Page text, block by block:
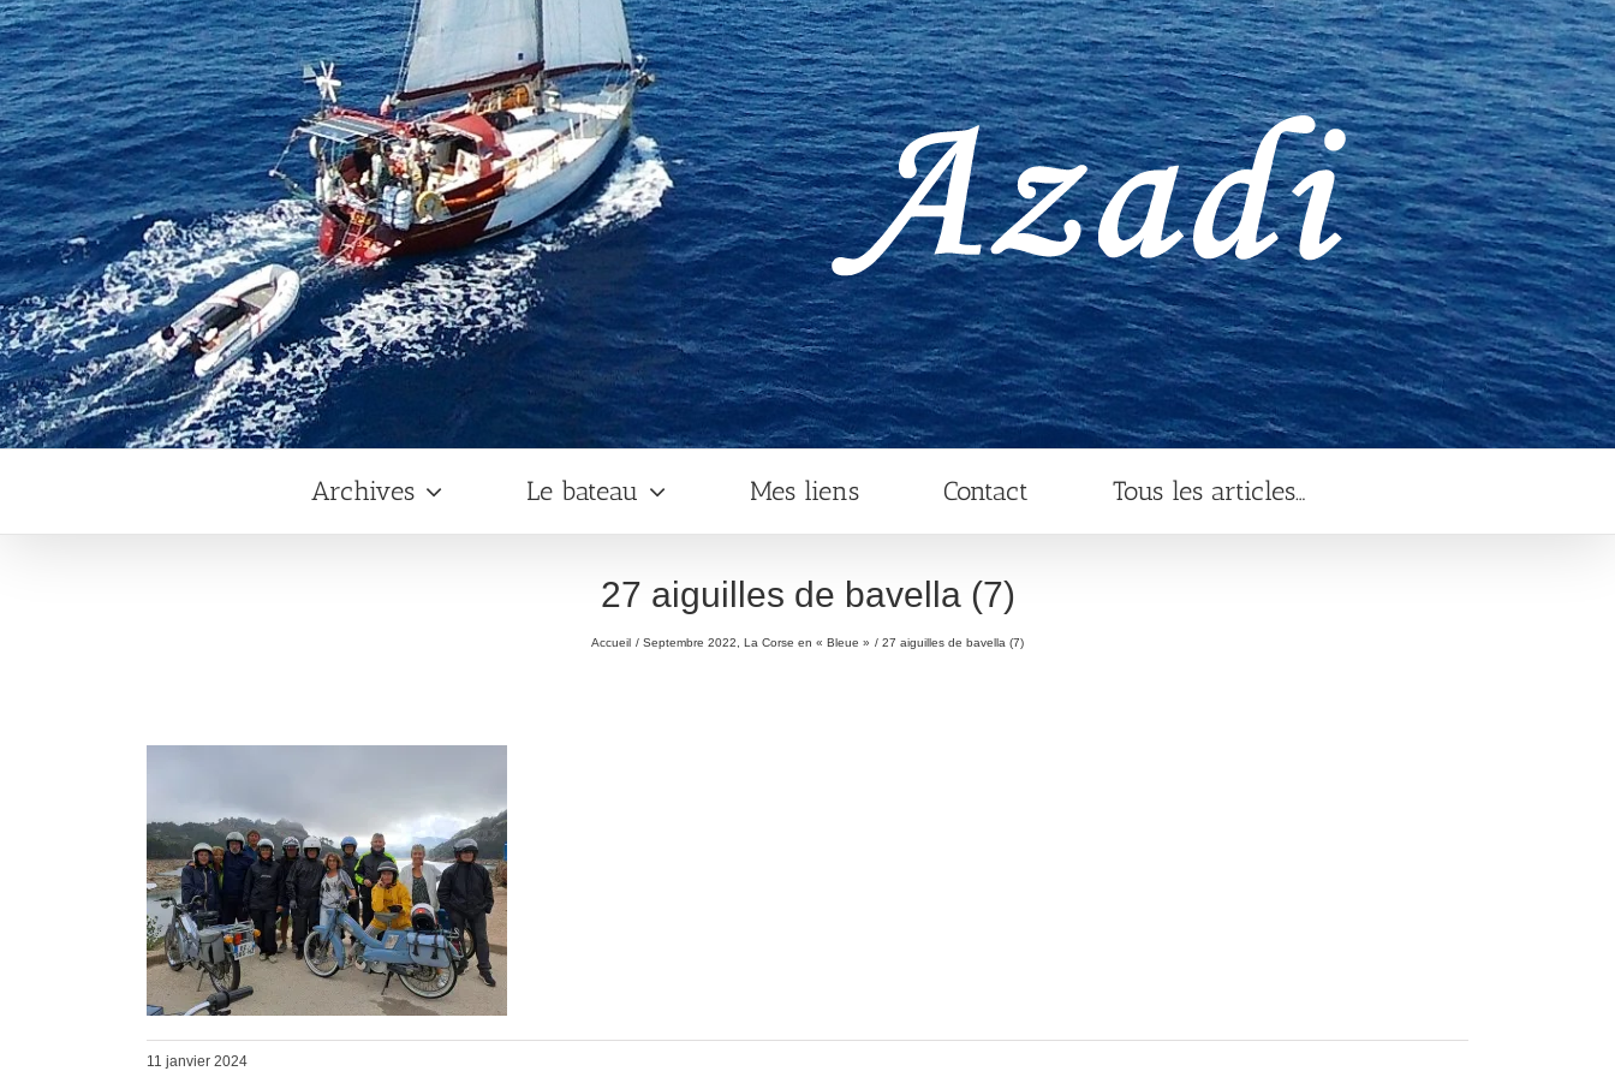
Archives Le bateau Mes liens Contact Tous les articles…
27 aiguilles de bavella (7)
Accueil Septembre 2022, La Corse en « Bleue » 27 aiguilles de bavella (7)
11 janvier 2024